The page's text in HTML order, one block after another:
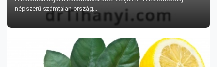
népszerű számtalan ország...